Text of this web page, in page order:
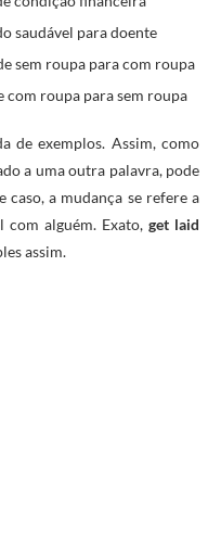
saudável para doente
sem roupa para com roupa
com roupa para sem roupa
de exemplos. Assim, como
a uma outra palavra, pode
caso, a mudança se refere a
com alguém. Exato, get laid
assim.